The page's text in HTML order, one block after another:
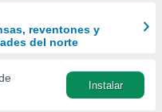
reventones y
del norte
Instalar